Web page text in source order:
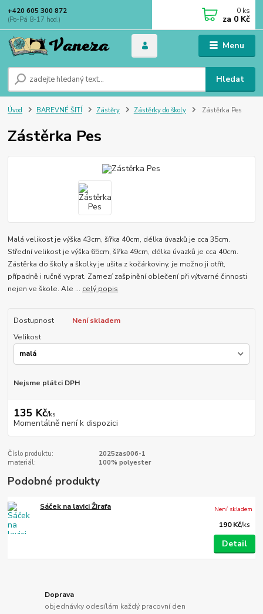
Menu
Hledat
+420 605 300 872
(Po-Pá 8-17 hod.)
0 ks
za 0 Kč
Úvod BAREVNÉ ŠITÍ Zástěry Zástěrky do školy Zástěrka Pes
Zástěrka Pes
Malá velikost je výška 43cm, šířka 40cm, délka úvazků je cca 35cm.
Střední velikost je výška 65cm, šířka 49cm, délka úvazků je cca 40cm.
Zástěrka do školy a školky je ušita z kočárkoviny, je možno ji otřít,
případně i ručně vyprat. Zamezí zašpinění oblečení při výtvarné činnosti
nejen ve škole. Ale ... celý popis
Dostupnost
Není skladem
Velikost
Nejsme plátci DPH
135 Kč/ks
Momentálně není k dispozici
Číslo produktu:
2025zas006-1
materiál:
100% polyester
Podobné produkty
Sáček na lavici Žirafa
190 Kč/ks
Není skladem
Detail
Doprava
objednávky odesílám každý pracovní den